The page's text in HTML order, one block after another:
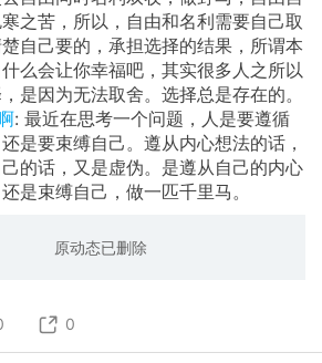
之苦，所以，自由和名利需要自己取
自己要的，承担选择的结果，所谓本
么会让你幸福吧，其实很多人之所以
是因为无法取舍。选择总是存在的。
: 最近在思考一个问题，人是要遵循
是要束缚自己。遵从内心想法的话，
的话，又是虚伪。是遵从自己的内心
是束缚自己，做一匹千里马。
原动态已删除
0